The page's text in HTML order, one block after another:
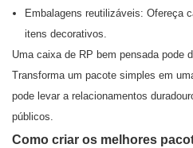
Embalagens reutilizáveis: Ofereça
itens decorativos.
Uma caixa de RP bem pensada pode
Transforma um pacote simples em
pode levar a relacionamentos
públicos.
Como criar os melhores